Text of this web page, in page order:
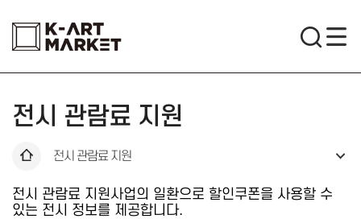
전시 관람료 지원
전시 관람료 지원
전시 관람료 지원사업의 일환으로 할인쿠폰을 사용할 수
있는 전시 정보를 제공합니다.